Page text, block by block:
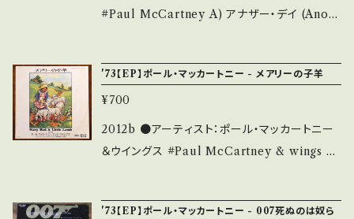
理解して頂ける方のご購入をお願い致します。 P
明 / 発送について■■■ をご覧ください。 http
s://onbankutsu.thebase.in/items/1425214
態・説明 / 発送について■ をご覧ください。 お
#Paul McCartney A) アナザー・デイ (Anoth
初ソロアルバム『マッカートニー』シングル。 *参
考視聴: https://youtu.be/6RV1AFtGHnQ
●状態：ジャケ/盤：B+/A (国内盤/Wジャケ) *
【状態説明の見方】 商品列に並ぶ ■状態・説明
'73【EP】ポール・マッカートニー - メアリーの子羊
¥700
2012b ●アーティスト：ポール・マッカートニー
＆ウイングス #Paul McCartney & wings A)
'73【EP】ポール・マッカートニー - 007死ぬのは奴ら